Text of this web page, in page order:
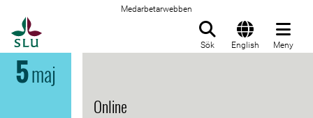
Medarbetarwebben
Sök English Meny
5maj
Online